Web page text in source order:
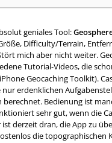
geniales Tool:
Difficulty/Terrain,
mich aber nicht weiter.
Tutorial-Videos, die
Geocaching Toolkit).
erdenklichen
Bedienung ist
sehr gut, wenn die
derzeit dran, die App zu
die